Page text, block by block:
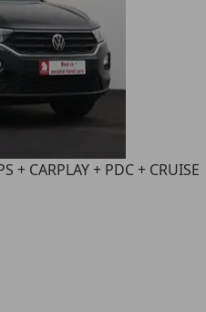
+ CARPLAY + PDC + CRUISE